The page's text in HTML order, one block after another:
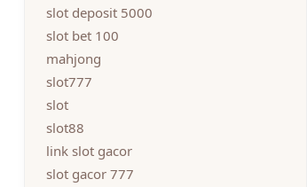
slot deposit 5000
slot bet 100
mahjong
slot777
slot
slot88
link slot gacor
slot gacor 777